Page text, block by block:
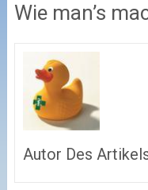
Wie man’s
Autor Des